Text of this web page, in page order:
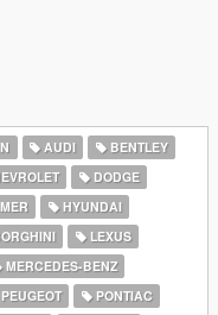
AUDI
BENTLEY
DODGE
HYUNDAI
LEXUS
MERCEDES-BENZ
PONTIAC